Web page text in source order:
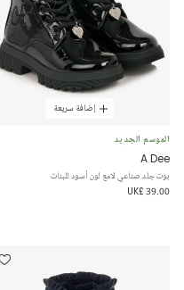
إضافة سريعة
الموسم الجديد
A Dee
بوت جلد صناعي لامع لون أسود للبنات
UK£ 39.00